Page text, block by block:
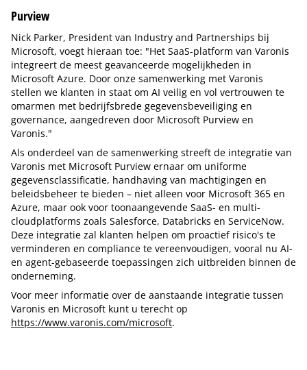
Purview
Nick Parker, President van Industry and Partnerships bij
Microsoft, voegt hieraan toe: "Het SaaS-platform van Varonis
integreert de meest geavanceerde mogelijkheden in
Microsoft Azure. Door onze samenwerking met Varonis
stellen we klanten in staat om AI veilig en vol vertrouwen te
omarmen met bedrijfsbrede gegevensbeveiliging en
governance, aangedreven door Microsoft Purview en
Varonis."
Als onderdeel van de samenwerking streeft de integratie van
Varonis met Microsoft Purview ernaar om uniforme
gegevensclassificatie, handhaving van machtigingen en
beleidsbeheer te bieden – niet alleen voor Microsoft 365 en
Azure, maar ook voor toonaangevende SaaS- en multi-
cloudplatforms zoals Salesforce, Databricks en ServiceNow.
Deze integratie zal klanten helpen om proactief risico's te
verminderen en compliance te vereenvoudigen, vooral nu AI-
en agent-gebaseerde toepassingen zich uitbreiden binnen de
onderneming.
Voor meer informatie over de aanstaande integratie tussen
Varonis en Microsoft kunt u terecht op
https://www.varonis.com/microsoft.